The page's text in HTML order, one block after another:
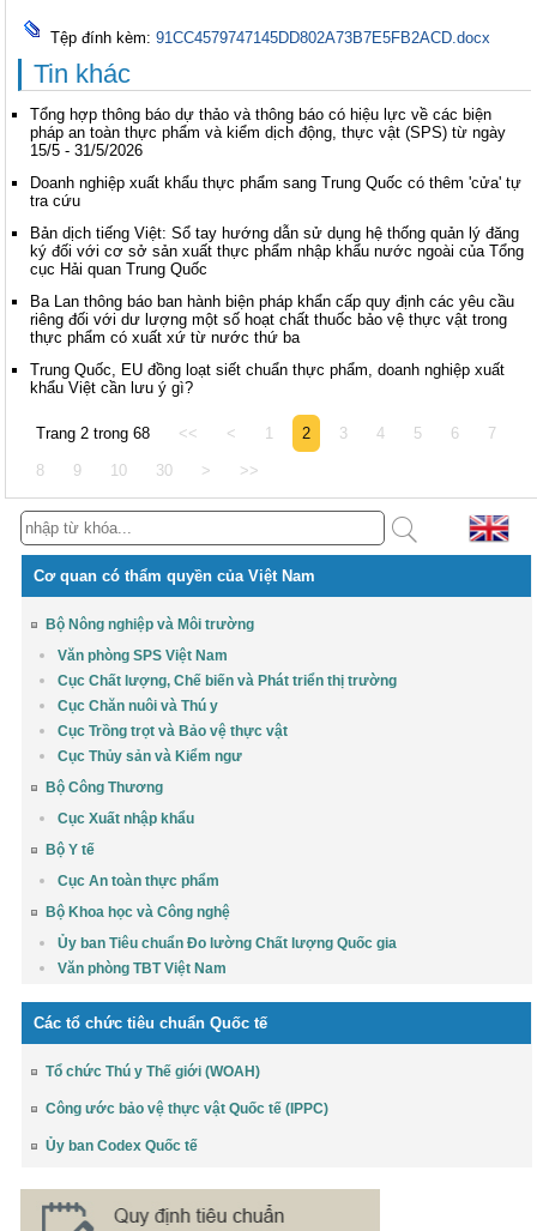
Tệp đính kèm: 91CC4579747145DD802A73B7E5FB2ACD.docx
Tin khác
Tổng hợp thông báo dự thảo và thông báo có hiệu lực về các biện
pháp an toàn thực phẩm và kiểm dịch động, thực vật (SPS) từ ngày
15/5 - 31/5/2026
Doanh nghiệp xuất khẩu thực phẩm sang Trung Quốc có thêm 'cửa' tự
tra cứu
Bản dịch tiếng Việt: Sổ tay hướng dẫn sử dụng hệ thống quản lý đăng
ký đối với cơ sở sản xuất thực phẩm nhập khẩu nước ngoài của Tổng
cục Hải quan Trung Quốc
Ba Lan thông báo ban hành biện pháp khẩn cấp quy định các yêu cầu
riêng đối với dư lượng một số hoạt chất thuốc bảo vệ thực vật trong
thực phẩm có xuất xứ từ nước thứ ba
Trung Quốc, EU đồng loạt siết chuẩn thực phẩm, doanh nghiệp xuất
khẩu Việt cần lưu ý gì?
Trang 2 trong 68 << < 1 2 3 4 5 6 7
8 9 10 30 > >>
Cơ quan có thẩm quyền của Việt Nam
Bộ Nông nghiệp và Môi trường
Văn phòng SPS Việt Nam
Cục Chất lượng, Chế biến và Phát triển thị trường
Cục Chăn nuôi và Thú y
Cục Trồng trọt và Bảo vệ thực vật
Cục Thủy sản và Kiểm ngư
Bộ Công Thương
Cục Xuất nhập khẩu
Bộ Y tế
Cục An toàn thực phẩm
Bộ Khoa học và Công nghệ
Ủy ban Tiêu chuẩn Đo lường Chất lượng Quốc gia
Văn phòng TBT Việt Nam
Các tổ chức tiêu chuẩn Quốc tế
Tổ chức Thú y Thế giới (WOAH)
Công ước bảo vệ thực vật Quốc tế (IPPC)
Ủy ban Codex Quốc tế